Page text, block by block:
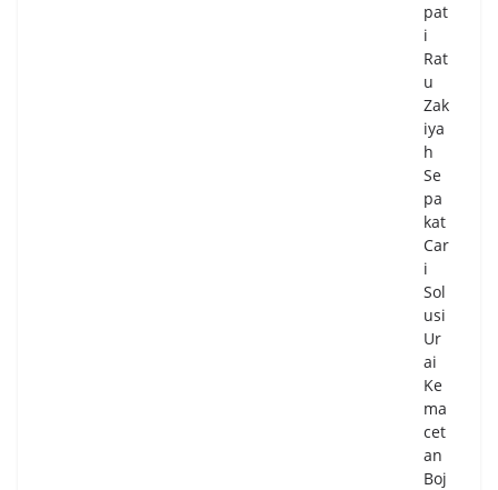
pat
i
Rat
u
Zak
iya
h
Se
pa
kat
Car
i
Sol
usi
Ur
ai
Ke
ma
cet
an
Boj